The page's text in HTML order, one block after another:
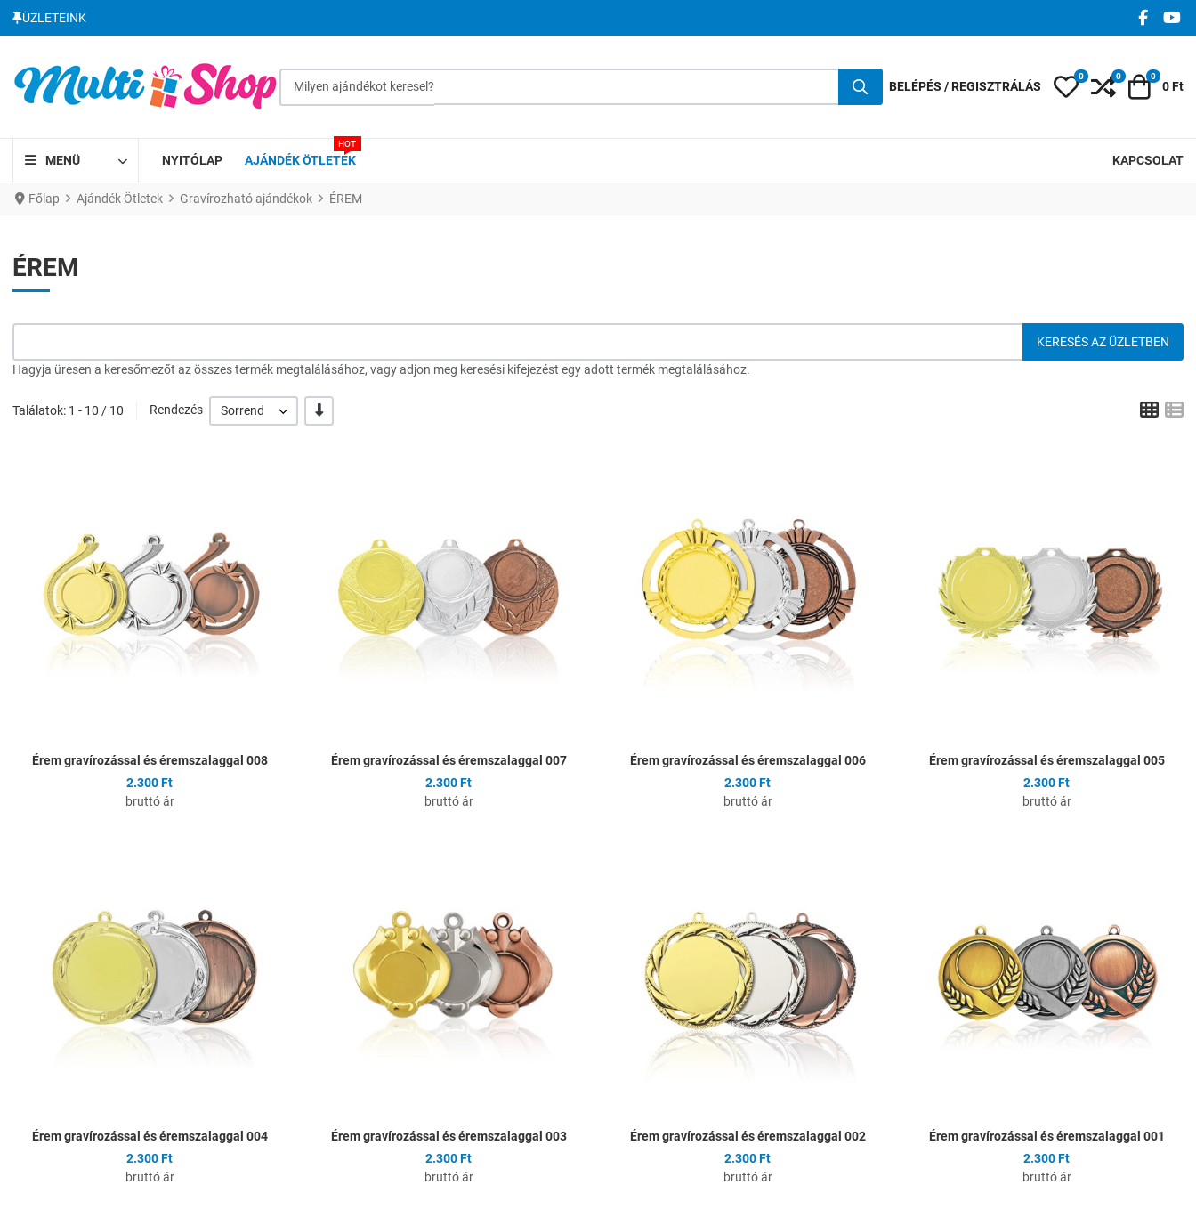
ÜZLETEINK
BELÉPÉS / REGISZTRÁLÁS Kedvencek
0 0 Kosár
0
0 Ft
MENÜ NYITÓLAP AJÁNDÉK ÖTLETEK
HOT
KAPCSOLAT
Főlap Ajándék Ötletek Gravírozható ajándékok ÉREM
ÉREM
Hagyja üresen a keresőmezőt az összes termék megtalálásához, vagy adjon meg keresési kifejezést egy adott termék megtalálásához.
Találatok: 1 - 10 / 10 Rendezés Sorrend -/+ Grid
Gyors nézet
Érem gravírozással és éremszalaggal 008
2.300 Ft
bruttó ár
Gyors nézet
Érem gravírozással és éremszalaggal 007
2.300 Ft
bruttó ár
Gyors nézet
Érem gravírozással és éremszalaggal 006
2.300 Ft
bruttó ár
Érem gravírozással és éremszalaggal 005
2.300 Ft
bruttó ár
Érem gravírozással és éremszalaggal 004
2.300 Ft
bruttó ár
Érem gravírozással és éremszalaggal 003
2.300 Ft
bruttó ár
Érem gravírozással és éremszalaggal 002
2.300 Ft
bruttó ár
Érem gravírozással és éremszalaggal 001
2.300 Ft
bruttó ár